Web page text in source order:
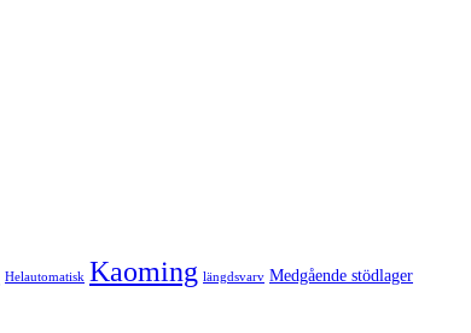
Helautomatisk Kaoming längdsvarv Medgående stödlager